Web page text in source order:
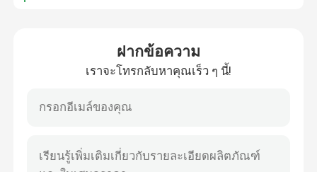
FRP หน้าแปลน
ถัง FRP สีเขียว ถังพลาสติกเสริมเหล็กใยแก้ว
ถังและภาชนะพลาสติกเสริมเหล็ก FRP
ฝากข้อความ
เราจะโทรกลับหาคุณเร็ว ๆ นี้!